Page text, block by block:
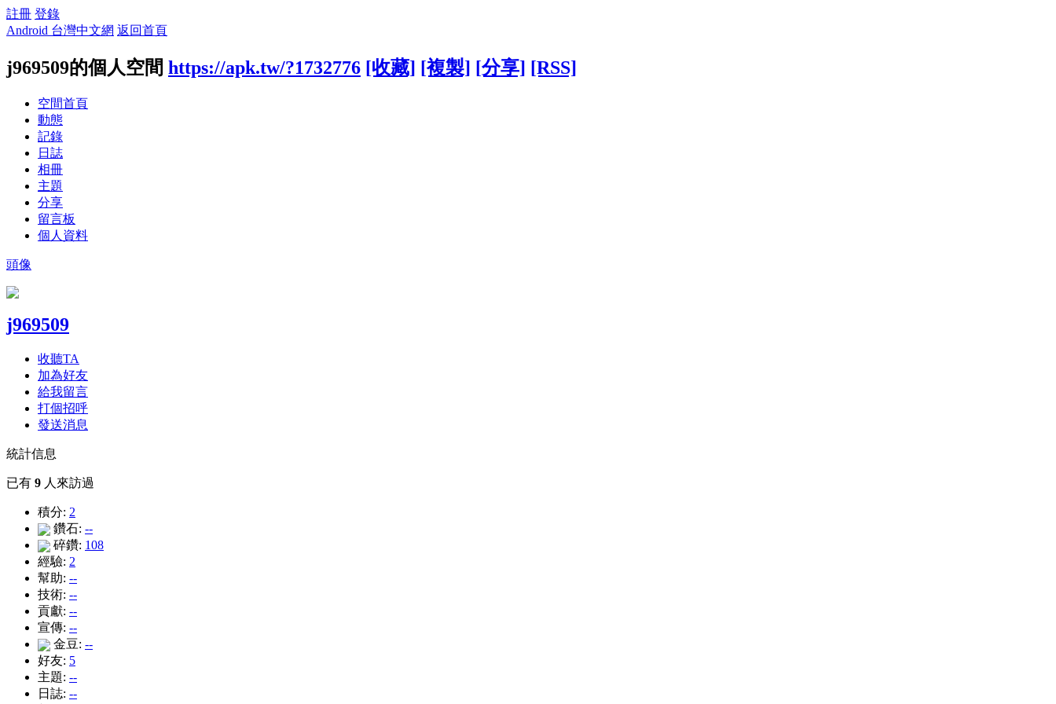
註冊 登錄
Android 台灣中文網 返回首頁
j969509的個人空間 https://apk.tw/?1732776 [收藏] [複製] [分享] [RSS]
空間首頁
動態
記錄
日誌
相冊
主題
分享
留言板
個人資料
頭像
j969509
收聽TA
加為好友
給我留言
打個招呼
發送消息
統計信息
已有 9 人來訪過
積分: 2
鑽石: --
碎鑽: 108
經驗: 2
幫助: --
技術: --
貢獻: --
宣傳: --
金豆: --
好友: 5
主題: --
日誌: --